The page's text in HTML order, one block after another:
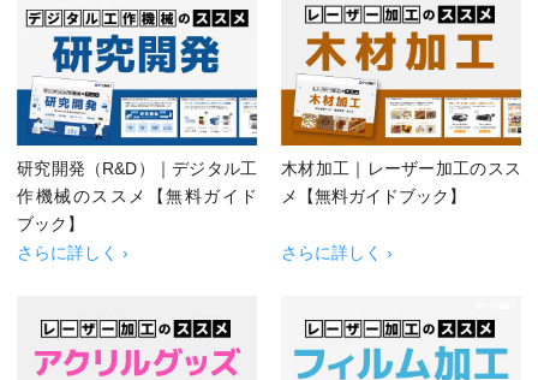
研究開発（R&D）｜デジタル工
作機械のススメ【無料ガイド
ブック】
さらに詳しく ›
木材加工｜レーザー加工のスス
メ【無料ガイドブック】
さらに詳しく ›